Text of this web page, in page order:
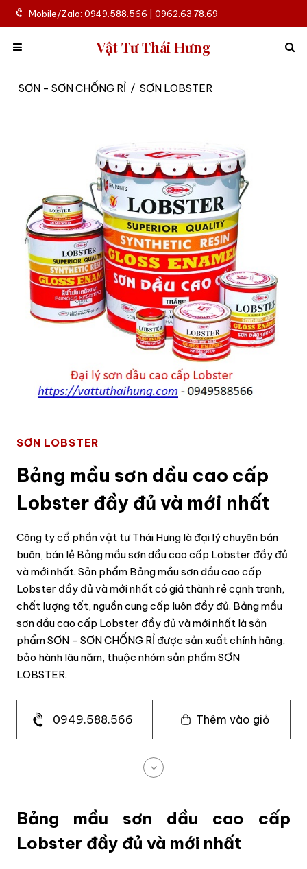
Mobile/Zalo: 0949.588.566 | 0962.63.78.69
Vật Tư Thái Hưng
SƠN - SƠN CHỐNG RỈ / SƠN LOBSTER
SƠN LOBSTER
Bảng mầu sơn dầu cao cấp
Lobster đầy đủ và mới nhất
Công ty cổ phần vật tư Thái Hưng là đại lý chuyên bán
buôn, bán lẻ Bảng mầu sơn dầu cao cấp Lobster đầy đủ
và mới nhất. Sản phẩm Bảng mầu sơn dầu cao cấp
Lobster đầy đủ và mới nhất có giá thành rẻ cạnh tranh,
chất lượng tốt, nguồn cung cấp luôn đầy đủ. Bảng mầu
sơn dầu cao cấp Lobster đầy đủ và mới nhất là sản
phẩm SƠN - SƠN CHỐNG RỈ được sản xuất chính hãng,
bảo hành lâu năm, thuộc nhóm sản phẩm SƠN
LOBSTER.
0949.588.566 Thêm vào giỏ
Bảng mầu sơn dầu cao cấp
Lobster đầy đủ và mới nhất